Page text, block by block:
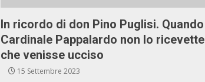
In ricordo di don Pino Puglisi.
Cardinale Pappalardo non lo
che venisse ucciso
15 Settembre 2023